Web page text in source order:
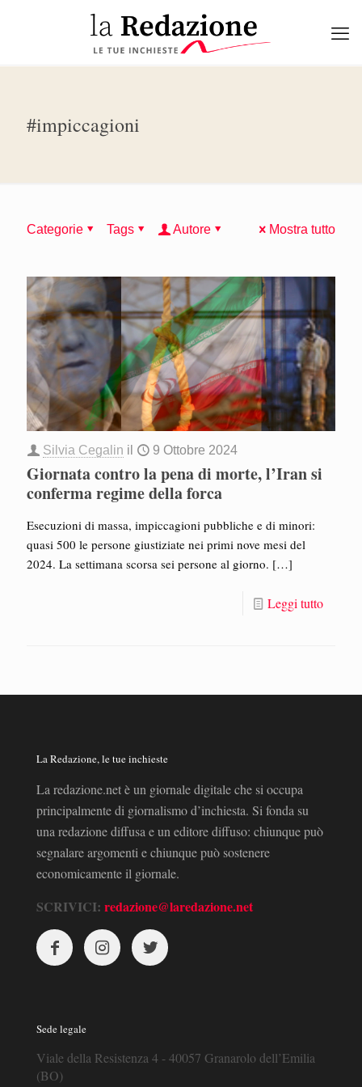
#impiccagioni
Categorie Tags Autore Mostra tutto
Silvia Cegalin il 9 Ottobre 2024
Giornata contro la pena di morte, l’Iran si
conferma regime della forca
Esecuzioni di massa, impiccagioni pubbliche e di minori:
quasi 500 le persone giustiziate nei primi nove mesi del
2024. La settimana scorsa sei persone al giorno. […]
Leggi tutto
La Redazione, le tue inchieste
La redazione.net è un giornale digitale che si occupa
principalmente di giornalismo d’inchiesta. Si fonda su
una redazione diffusa e un editore diffuso: chiunque può
segnalare argomenti e chiunque può sostenere
economicamente il giornale.
SCRIVICI: redazione@laredazione.net
Sede legale
Viale della Resistenza 4 - 40057 Granarolo dell’Emilia
(BO)